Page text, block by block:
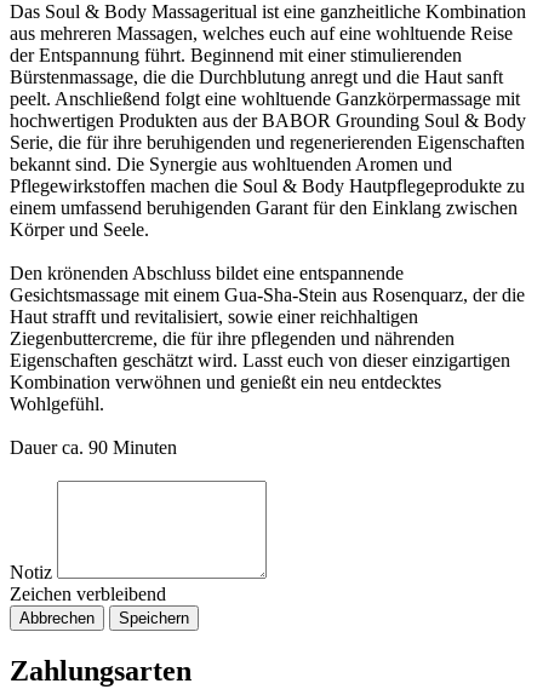
Das Soul & Body Massageritual ist eine ganzheitliche Kombination
aus mehreren Massagen, welches euch auf eine wohltuende Reise
der Entspannung führt. Beginnend mit einer stimulierenden
Bürstenmassage, die die Durchblutung anregt und die Haut sanft
peelt. Anschließend folgt eine wohltuende Ganzkörpermassage mit
hochwertigen Produkten aus der BABOR Grounding Soul & Body
Serie, die für ihre beruhigenden und regenerierenden Eigenschaften
bekannt sind. Die Synergie aus wohltuenden Aromen und
Pflegewirkstoffen machen die Soul & Body Hautpflegeprodukte zu
einem umfassend beruhigenden Garant für den Einklang zwischen
Körper und Seele.
Den krönenden Abschluss bildet eine entspannende
Gesichtsmassage mit einem Gua-Sha-Stein aus Rosenquarz, der die
Haut strafft und revitalisiert, sowie einer reichhaltigen
Ziegenbuttercreme, die für ihre pflegenden und nährenden
Eigenschaften geschätzt wird. Lasst euch von dieser einzigartigen
Kombination verwöhnen und genießt ein neu entdecktes
Wohlgefühl.
Dauer ca. 90 Minuten
Notiz
Zeichen verbleibend
Abbrechen Speichern
Zahlungsarten